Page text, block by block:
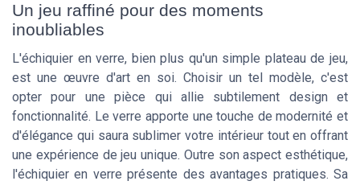
Un jeu raffiné pour des moments
inoubliables
L'échiquier en verre, bien plus qu'un simple plateau de jeu,
est une œuvre d'art en soi. Choisir un tel modèle, c'est
opter pour une pièce qui allie subtilement design et
fonctionnalité. Le verre apporte une touche de modernité et
d'élégance qui saura sublimer votre intérieur tout en offrant
une expérience de jeu unique. Outre son aspect esthétique,
l'échiquier en verre présente des avantages pratiques. Sa